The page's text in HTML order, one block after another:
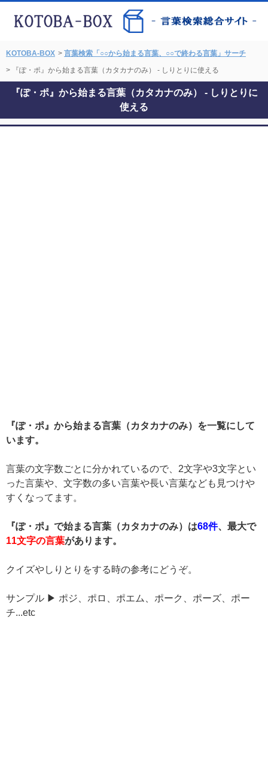
KOTOBA-BOX > 言葉検索「○○から始まる言葉、○○で終わる言葉」サーチ
> 『ぽ・ポ』から始まる言葉（カタカナのみ） - しりとりに使える
『ぽ・ポ』から始まる言葉（カタカナのみ） - しりとりに
使える
『ぽ・ポ』から始まる言葉（カタカナのみ）を一覧にして
います。
言葉の文字数ごとに分かれているので、2文字や3文字とい
った言葉や、文字数の多い言葉や長い言葉なども見つけや
すくなってます。
『ぽ・ポ』で始まる言葉（カタカナのみ）は68件、最大で
11文字の言葉があります。
クイズやしりとりをする時の参考にどうぞ。
サンプル ▶ ポジ、ポロ、ポエム、ポーク、ポーズ、ポー
チ...etc